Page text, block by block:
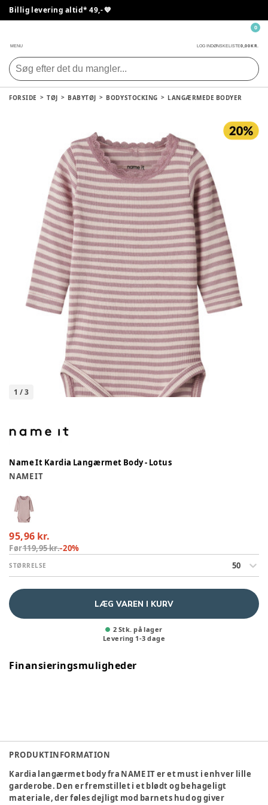
Billig levering altid* 49,- 💙
MENU LOG INDØNSKELISTE0,00 KR.
0
FORSIDE TØJ BABYTØJ BODYSTOCKING LANGÆRMEDE BODYER
1 /3
Name It Kardia Langærmet Body - Lotus
NAME IT
95,96 kr.
Før119,95 kr.-20%
STØRRELSE 50
LÆG VAREN I KURV
2 Stk. på lager
Levering 1-3 dage
Finansieringsmuligheder
PRODUKTINFORMATION
Kardia langærmet body fra NAME IT er et must i enhver lille
garderobe. Den er fremstillet i et blødt og behageligt
materiale, der føles dejligt mod barnets hud og giver